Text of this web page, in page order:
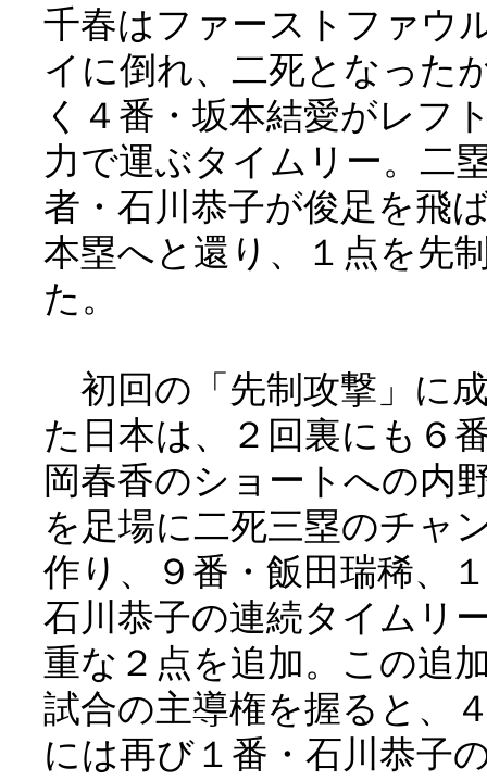
千春はファーストファウ
イに倒れ、二死となった
く４番・坂本結愛がレフ
力で運ぶタイムリー。二
者・石川恭子が俊足を飛
本塁へと還り、１点を先
た。
初回の「先制攻撃」に
た日本は、２回裏にも６
岡春香のショートへの内
を足場に二死三塁のチャ
作り、９番・飯田瑞稀、
石川恭子の連続タイムリ
重な２点を追加。この追
試合の主導権を握ると、
には再び１番・石川恭子